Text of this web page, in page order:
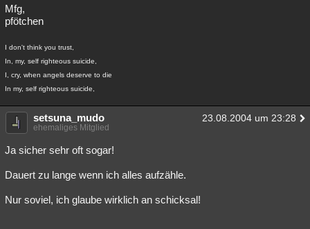
Mfg,
pfötchen
I don't think you trust,
In, my, self righteous suicide,
I, cry, when angels deserve to die
In my, self righteous suicide,
setsuna_mudo 23.08.2004 um 23:28
ehemaliges Mitglied
Ja sicher sehr oft sogar!
Dauert zu lange wenn ich alles aufzähle.
Nur soviel, ich glaube wirklich an schicksal!